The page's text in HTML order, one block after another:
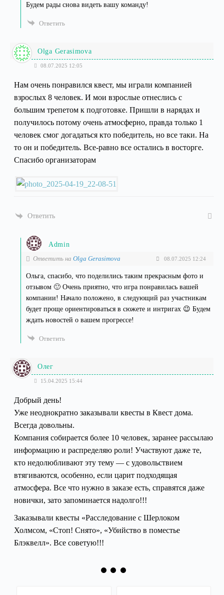
Будем рады снова видеть вашу команду!
Ответить
Olga Gerasimova
08.07.2025 12:05
Нам очень понравился квест, мы играли компанией
взрослых 8 человек. И мои взрослые отнеслись с
большим трепетом к подготовке. Пришли в нарядах и
получилось потому очень атмосферно, правда только 1
человек смог догадаться кто победитель, но все таки. На
то он и победитель. Все-равно все остались в восторге.
Спасибо организаторам
Ответить
Admin
Ответить на Olga Gerasimova 08.07.2025 12:24
Ольга, спасибо, что поделились таким прекрасным фото и
отзывом 🙂 Очень приятно, что игра понравилась вашей
компании! Начало положено, в следующий раз участникам
будет проще ориентироваться в сюжете и интригах 😉 Будем
ждать новостей о вашем прогрессе!
Ответить
Олег
15.04.2025 15:44
Добрый день!
Уже неоднократно заказывали квесты в Квест дома.
Всегда довольны.
Компания собирается более 10 человек, заранее рассылаю
информацию и распределяю роли! Участвуют даже те,
кто недолюбливают эту тему — с удовольствием
втягиваются, особенно, если царит подходящая
атмосфера. Все что нужно в заказе есть, справятся даже
новички, зато запоминается надолго!!!
Заказывали квесты «Расследование с Шерлоком
Холмсом, «Стоп! Снято», «Убийство в поместье
Блэквелл». Все советую!!!